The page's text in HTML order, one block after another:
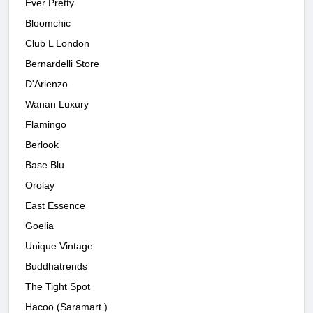
Ever Pretty
Bloomchic
Club L London
Bernardelli Store
D'Arienzo
Wanan Luxury
Flamingo
Berlook
Base Blu
Orolay
East Essence
Goelia
Unique Vintage
Buddhatrends
The Tight Spot
Hacoo (Saramart )